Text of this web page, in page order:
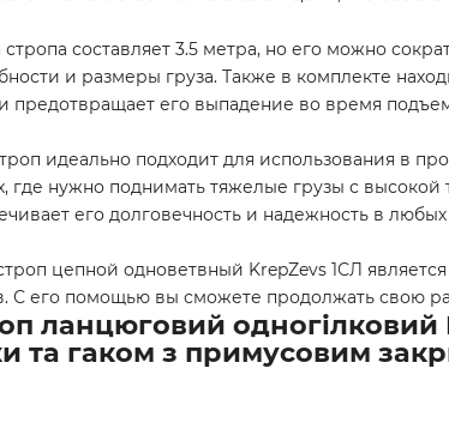
составляет 3.5 метра, но его можно
и размеры груза. Также в комплекте
предотвращает его выпадение во время
идеально подходит для использования в
где нужно поднимать тяжелые грузы с
его долговечность и надежность в
цепной одноветвный KrepZevs 1СЛ
С его помощью вы сможете продолжать свою
ланцюговий одногілковий
та гаком з примусовим